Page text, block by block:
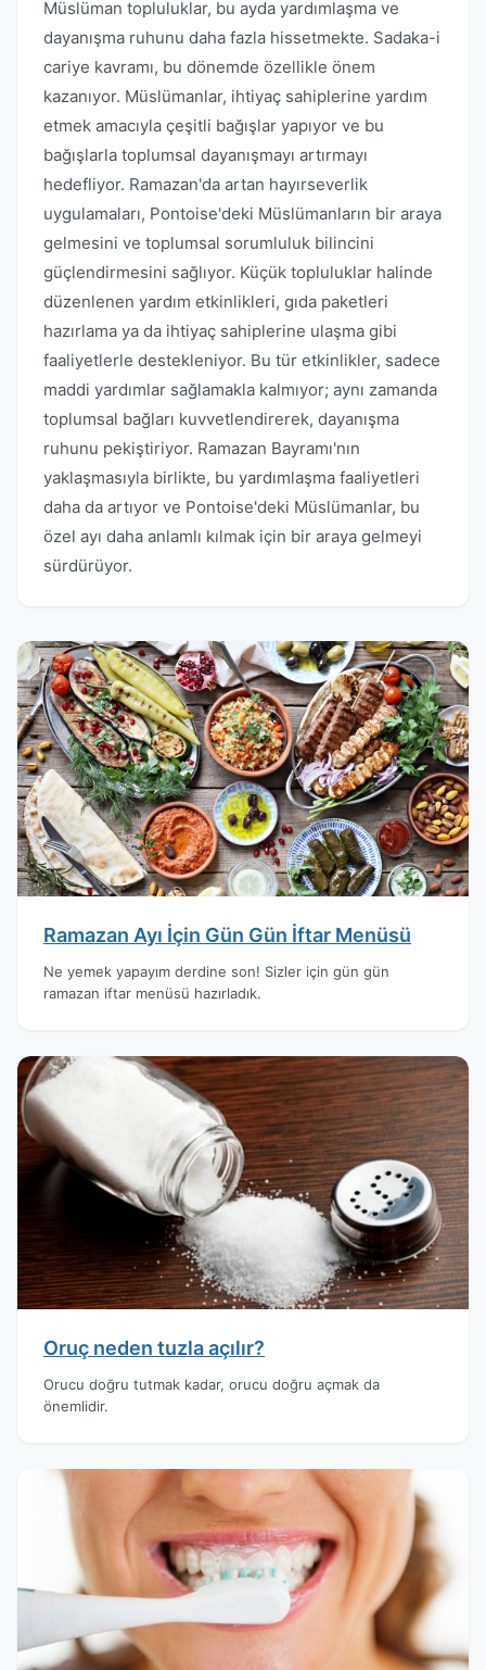
Müslüman topluluklar, bu ayda yardımlaşma ve
dayanışma ruhunu daha fazla hissetmekte. Sadaka-i
cariye kavramı, bu dönemde özellikle önem
kazanıyor. Müslümanlar, ihtiyaç sahiplerine yardım
etmek amacıyla çeşitli bağışlar yapıyor ve bu
bağışlarla toplumsal dayanışmayı artırmayı
hedefliyor. Ramazan'da artan hayırseverlik
uygulamaları, Pontoise'deki Müslümanların bir araya
gelmesini ve toplumsal sorumluluk bilincini
güçlendirmesini sağlıyor. Küçük topluluklar halinde
düzenlenen yardım etkinlikleri, gıda paketleri
hazırlama ya da ihtiyaç sahiplerine ulaşma gibi
faaliyetlerle destekleniyor. Bu tür etkinlikler, sadece
maddi yardımlar sağlamakla kalmıyor; aynı zamanda
toplumsal bağları kuvvetlendirerek, dayanışma
ruhunu pekiştiriyor. Ramazan Bayramı'nın
yaklaşmasıyla birlikte, bu yardımlaşma faaliyetleri
daha da artıyor ve Pontoise'deki Müslümanlar, bu
özel ayı daha anlamlı kılmak için bir araya gelmeyi
sürdürüyor.
Ramazan Ayı İçin Gün Gün İftar Menüsü
Ne yemek yapayım derdine son! Sizler için gün gün
ramazan iftar menüsü hazırladık.
Oruç neden tuzla açılır?
Orucu doğru tutmak kadar, orucu doğru açmak da
önemlidir.